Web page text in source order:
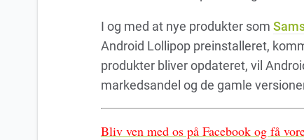
I og med at nye produkter som
Android Lollipop preinstalleret,
produkter bliver opdateret, vil
markedsandel og de gamle
Bliv ven med os på Facebook og få